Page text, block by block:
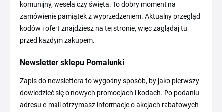
komunijny, wesela czy święta. To dobry moment na
zamówienie pamiątek z wyprzedzeniem. Aktualny przegląd
kodów i ofert znajdziesz na tej stronie, więc zaglądaj tu
przed każdym zakupem.
Newsletter sklepu Pomalunki
Zapis do newslettera to wygodny sposób, by jako pierwszy
dowiedzieć się o nowych promocjach i kodach. Po podaniu
adresu e-mail otrzymasz informacje o akcjach rabatowych